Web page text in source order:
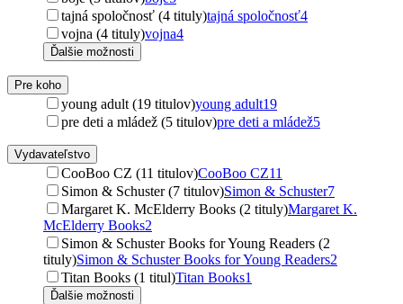
tajná spoločnosť (4 tituly)tajná spoločnosť4
vojna (4 tituly)vojna4
Ďalšie možnosti
Pre koho
young adult (19 titulov)young adult19
pre deti a mládež (5 titulov)pre deti a mládež5
Vydavateľstvo
CooBoo CZ (11 titulov)CooBoo CZ11
Simon & Schuster (7 titulov)Simon & Schuster7
Margaret K. McElderry Books (2 tituly)Margaret K.
McElderry Books2
Simon & Schuster Books for Young Readers (2
tituly)Simon & Schuster Books for Young Readers2
Titan Books (1 titul)Titan Books1
Ďalšie možnosti